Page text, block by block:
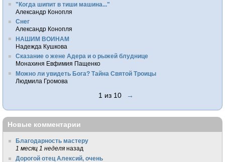
"Когда шипит в тиши машина..."
Александр Конопля
Снег
Александр Конопля
НАШИМ ВОИНАМ
Надежда Кушкова
Сказание о жене Адера и о рыжей блуднице
Монахиня Евфимия Пащенко
Можно ли увидеть Бога? Тайна Святой Троицы
Людмила Громова
1 из 10 →
Новые комментарии
Благодарность мастеру
1 месяц 1 неделя назад
Дорогой отец Алексий, очень